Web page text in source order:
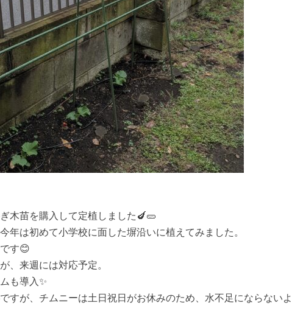
木苗を購入して定植しました🍆🥒
年は初めて小学校に面した塀沿いに植えてみました。
す😊
、来週には対応予定。
も導入✨
すが、チムニーは土日祝日がお休みのため、水不足にならないよ